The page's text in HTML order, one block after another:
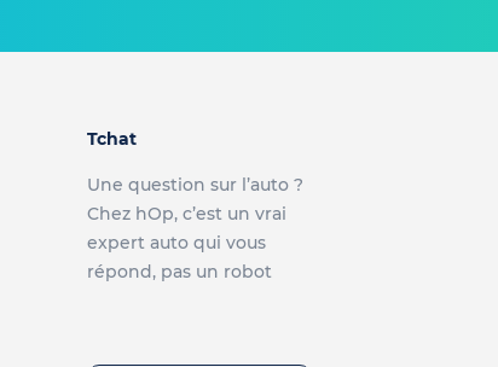
Tchat
Une question sur l’auto ?
Chez hOp, c’est un vrai
expert auto qui vous
répond, pas un robot